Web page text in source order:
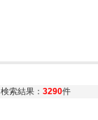
検索結果： 3290件